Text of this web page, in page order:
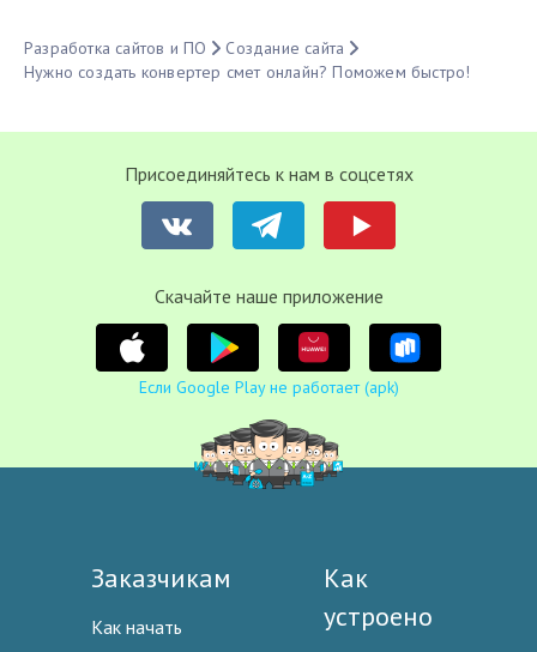
Разработка сайтов и ПО
Создание сайта
Нужно создать конвертер смет онлайн? Поможем быстро!
Присоединяйтесь к нам в соцсетях
Cкачайте наше приложение
Если Google Play не работает (apk)
Заказчикам
Как начать
Как
устроено